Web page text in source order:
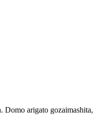
Domo arigato gozaimashita,